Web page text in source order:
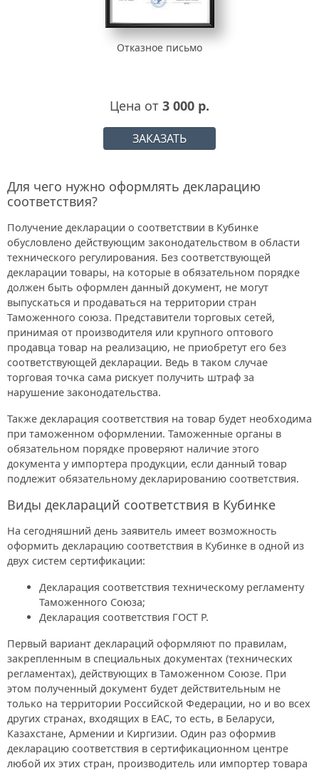
Отказное письмо
Цена от 3 000 р.
ЗАКАЗАТЬ
Для чего нужно оформлять декларацию
соответствия?
Получение декларации о соответствии в Кубинке
обусловлено действующим законодательством в области
технического регулирования. Без соответствующей
декларации товары, на которые в обязательном порядке
должен быть оформлен данный документ, не могут
выпускаться и продаваться на территории стран
Таможенного союза. Представители торговых сетей,
принимая от производителя или крупного оптового
продавца товар на реализацию, не приобретут его без
соответствующей декларации. Ведь в таком случае
торговая точка сама рискует получить штраф за
нарушение законодательства.
Также декларация соответствия на товар будет необходима
при таможенном оформлении. Таможенные органы в
обязательном порядке проверяют наличие этого
документа у импортера продукции, если данный товар
подлежит обязательному декларированию соответствия.
Виды деклараций соответствия в Кубинке
На сегодняшний день заявитель имеет возможность
оформить декларацию соответствия в Кубинке в одной из
двух систем сертификации:
Декларация соответствия техническому регламенту
Таможенного Союза;
Декларация соответствия ГОСТ Р.
Первый вариант деклараций оформляют по правилам,
закрепленным в специальных документах (технических
регламентах), действующих в Таможенном Союзе. При
этом полученный документ будет действительным не
только на территории Российской Федерации, но и во всех
других странах, входящих в ЕАС, то есть, в Беларуси,
Казахстане, Армении и Киргизии. Один раз оформив
декларацию соответствия в сертификационном центре
любой их этих стран, производитель или импортер товара